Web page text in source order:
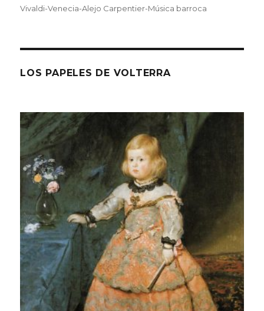
el
Vivaldi-Venecia-Alejo Carpentier-Música barroca
LOS PAPELES DE VOLTERRA